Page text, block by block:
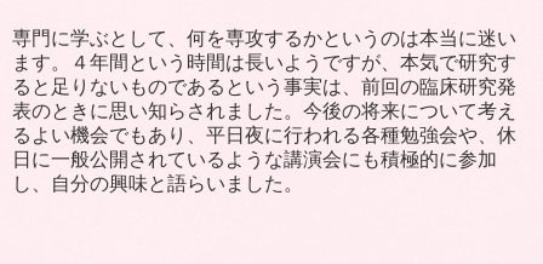
専門に学ぶとして、何を専攻するかというのは本当に迷い
ます。４年間という時間は長いようですが、本気で研究す
ると足りないものであるという事実は、前回の臨床研究発
表のときに思い知らされました。今後の将来について考え
るよい機会でもあり、平日夜に行われる各種勉強会や、休
日に一般公開されているような講演会にも積極的に参加
し、自分の興味と語らいました。